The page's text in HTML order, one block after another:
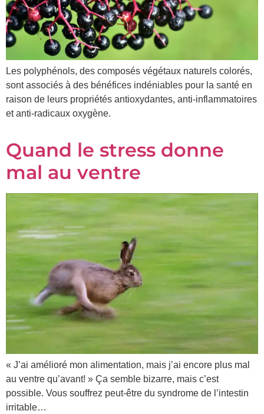
Les polyphénols, des composés végétaux naturels colorés,
sont associés à des bénéfices indéniables pour la santé en
raison de leurs propriétés antioxydantes, anti-inflammatoires
et anti-radicaux oxygène.
Quand le stress donne
mal au ventre
« J’ai amélioré mon alimentation, mais j’ai encore plus mal
au ventre qu’avant! » Ça semble bizarre, mais c’est
possible. Vous souffrez peut-être du syndrome de l’intestin
irritable…
Prénom
*
Courriel
Vous
pourrez
en
tout
temps
Je
m'abonne
!